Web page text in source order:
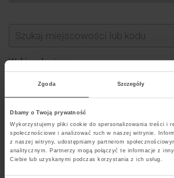
Zgoda Szczegóły
Dbamy o Twoją prywatność
Wykorzystujemy pliki cookie do spersonalizowania treści i
społecznościowe i analizować ruch w naszej witrynie.
z naszej witryny, udostępniamy partnerom
analitycznym. Partnerzy mogą połączyć te informacje z
Ciebie lub uzyskanymi podczas korzystania z ich usług.
Wybierz kuriera
Szukaj punktu